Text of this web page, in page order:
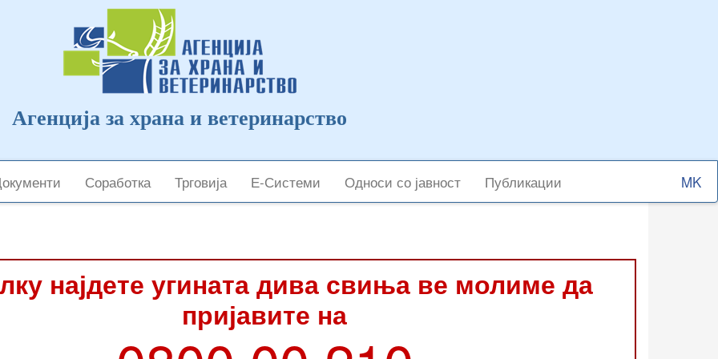
Агенција за храна и ветеринарство
Соработка Трговија Е-Системи Односи со јавност Публикации
Select
your
најдете угината дива свиња ве молиме да
пријавите на